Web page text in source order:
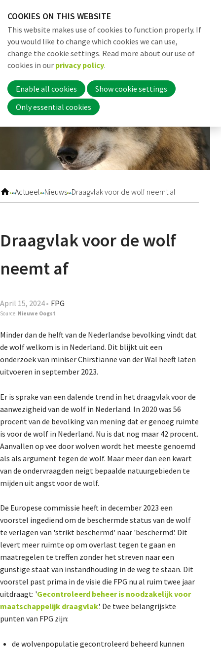
links
Jump
to
navigation
to
main
content
Actueel Nieuws Draagvlak voor de wolf neemt af
Draagvlak voor de wolf
neemt af
April 15, 2024 FPG
Source: Nieuwe Oogst
Minder dan de helft van de Nederlandse bevolking vindt dat
de wolf welkom is in Nederland. Dit blijkt uit een
onderzoek van miniser Chirstianne van der Wal heeft laten
uitvoeren in september 2023.
Er is sprake van een dalende trend in het draagvlak voor de
aanwezigheid van de wolf in Nederland. In 2020 was 56
procent van de bevolking van mening dat er genoeg ruimte
is voor de wolf in Nederland. Nu is dat nog maar 42 procent.
Aanvallen op vee door wolven wordt het meeste genoemd
als als argument tegen de wolf. Maar meer dan een kwart
van de ondervraagden neigt bepaalde natuurgebieden te
mijden uit angst voor de wolf.
De Europese commissie heeft in december 2023 een
voorstel ingediend om de beschermde status van de wolf
te verlagen van 'strikt beschermd' naar 'beschermd'. Dit
levert meer ruimte op om overlast tegen te gaan en
maatregelen te treffen zonder het streven naar een
gunstige staat van instandhouding in de weg te staan. Dit
voorstel past prima in de visie die FPG nu al ruim twee jaar
uitdraagt: 'Gecontroleerd beheer is noodzakelijk voor
maatschappelijk draagvlak'. De twee belangrijskte
punten van FPG zijn:
de wolvenpopulatie gecontroleerd beheerd kunnen
Home
Nieuwsbrief
Dossiers
De Landeigenaar
COOKIES ON THIS WEBSITE
This website makes use of cookies to function properly. If
you would like to change which cookies we can use,
change the cookie settings. Read more about our use of
cookies in our privacy policy.
Enable all cookies
Show cookie settings
Only essential cookies